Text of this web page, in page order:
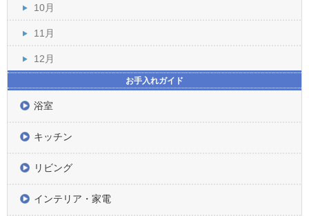
10月
11月
12月
お手入れガイド
浴室
キッチン
リビング
インテリア・家電